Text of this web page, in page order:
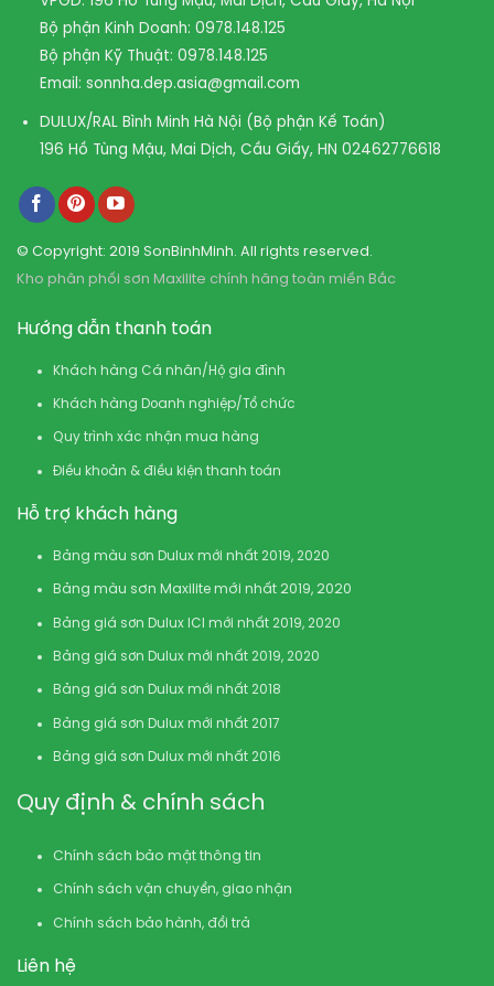
Bộ phận Kinh Doanh: 0978.148.125
Bộ phận Kỹ Thuật: 0978.148.125
Email: sonnha.dep.asia@gmail.com
DULUX/RAL Bình Minh Hà Nội (Bộ phận Kế Toán)
196 Hồ Tùng Mậu, Mai Dịch, Cầu Giấy, HN 02462776618
© Copyright: 2019 SonBinhMinh. All rights reserved.
Kho phân phối sơn Maxilite chính hãng toàn miền Bắc
Hướng dẫn thanh toán
Khách hàng Cá nhân/Hộ gia đình
Khách hàng Doanh nghiệp/Tổ chức
Quy trình xác nhận mua hàng
Điều khoản & điều kiện thanh toán
Hỗ trợ khách hàng
Bảng màu sơn Dulux mới nhất 2019, 2020
Bảng màu sơn Maxilite mới nhất 2019, 2020
Bảng giá sơn Dulux ICI mới nhất 2019, 2020
Bảng giá sơn Dulux mới nhất 2019, 2020
Bảng giá sơn Dulux mới nhất 2018
Bảng giá sơn Dulux mới nhất 2017
Bảng giá sơn Dulux mới nhất 2016
Quy định & chính sách
Chính sách bảo mật thông tin
Chính sách vận chuyển, giao nhận
Chính sách bảo hành, đổi trả
Liên hệ